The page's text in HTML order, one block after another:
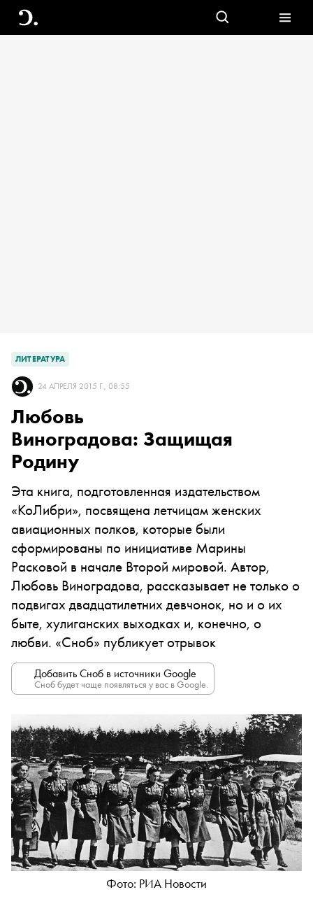
ЛИТЕРАТУРА
24 АПРЕЛЯ 2015 Г., 08:55
Любовь
Виноградова: Защищая
Родину
Эта книга, подготовленная издательством
«КоЛибри», посвящена летчицам женских
авиационных полков, которые были
сформированы по инициативе Марины
Расковой в начале Второй мировой. Автор,
Любовь Виноградова, рассказывает не только о
подвигах двадцатилетних девчонок, но и о их
быте, хулиганских выходках и, конечно, о
любви. «Сноб» публикует отрывок
Добавить Сноб в источники Google
Сноб будет чаще появляться у вас в Google.
Фото: РИА Новости